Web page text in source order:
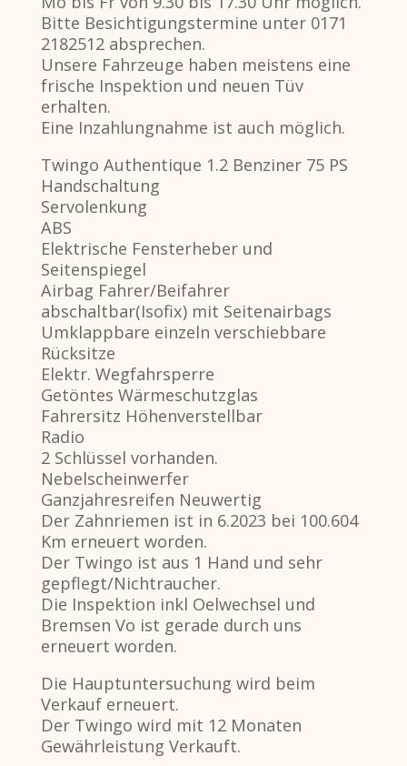
Bitte Besichtigungstermine unter 0171
2182512 absprechen.
Unsere Fahrzeuge haben meistens eine
frische Inspektion und neuen Tüv
erhalten.
Eine Inzahlungnahme ist auch möglich.
Twingo Authentique 1.2 Benziner 75 PS
Handschaltung
Servolenkung
ABS
Elektrische Fensterheber und
Seitenspiegel
Airbag Fahrer/Beifahrer
abschaltbar(Isofix) mit Seitenairbags
Umklappbare einzeln verschiebbare
Rücksitze
Elektr. Wegfahrsperre
Getöntes Wärmeschutzglas
Fahrersitz Höhenverstellbar
Radio
2 Schlüssel vorhanden.
Nebelscheinwerfer
Ganzjahresreifen Neuwertig
Der Zahnriemen ist in 6.2023 bei 100.604
Km erneuert worden.
Der Twingo ist aus 1 Hand und sehr
gepflegt/Nichtraucher.
Die Inspektion inkl Oelwechsel und
Bremsen Vo ist gerade durch uns
erneuert worden.
Die Hauptuntersuchung wird beim
Verkauf erneuert.
Der Twingo wird mit 12 Monaten
Gewährleistung Verkauft.